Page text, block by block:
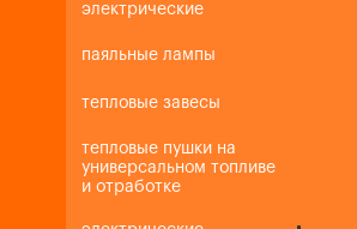
электрические
паяльные лампы
тепловые завесы
тепловые пушки на
универсальном топливе
и отработке